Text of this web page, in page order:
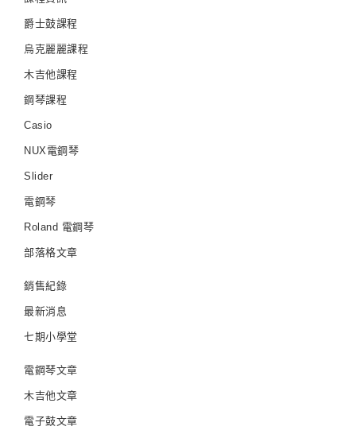
爵士鼓課程
烏克麗麗課程
木吉他課程
鋼琴課程
Casio
NUX電鋼琴
Slider
電鋼琴
Roland 電鋼琴
部落格文章
銷售紀錄
最新消息
七期小學堂
電鋼琴文章
木吉他文章
電子鼓文章